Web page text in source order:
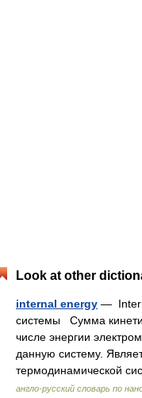
Look at other
internal energy —
системы Сумма
числе энергии
данную систему.
термодинамической
англо-русский словарь по